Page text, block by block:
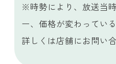
※時勢により、放送当
ー、価格が変わってい
詳しくは店舗にお問い